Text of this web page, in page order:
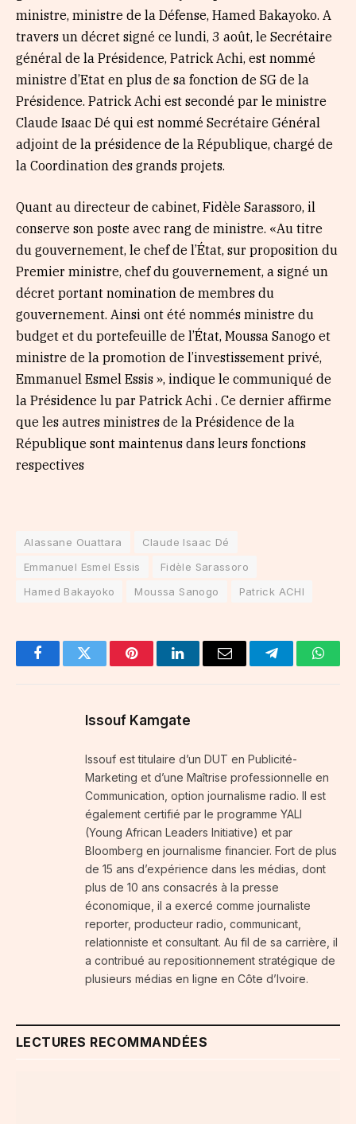
ministre, ministre de la Défense, Hamed Bakayoko. A
travers un décret signé ce lundi, 3 août, le Secrétaire
général de la Présidence, Patrick Achi, est nommé
ministre d’Etat en plus de sa fonction de SG de la
Présidence. Patrick Achi est secondé par le ministre
Claude Isaac Dé qui est nommé Secrétaire Général
adjoint de la présidence de la République, chargé de
la Coordination des grands projets.
Quant au directeur de cabinet, Fidèle Sarassoro, il
conserve son poste avec rang de ministre. «Au titre
du gouvernement, le chef de l’État, sur proposition du
Premier ministre, chef du gouvernement, a signé un
décret portant nomination de membres du
gouvernement. Ainsi ont été nommés ministre du
budget et du portefeuille de l’État, Moussa Sanogo et
ministre de la promotion de l’investissement privé,
Emmanuel Esmel Essis », indique le communiqué de
la Présidence lu par Patrick Achi . Ce dernier affirme
que les autres ministres de la Présidence de la
République sont maintenus dans leurs fonctions
respectives
Alassane Ouattara
Claude Isaac Dé
Emmanuel Esmel Essis
Fidèle Sarassoro
Hamed Bakayoko
Moussa Sanogo Patrick ACHI
FacebookTwitter PinterestLinkedInEmail Telegram
Issouf Kamgate
Issouf est titulaire d’un DUT en Publicité-
Marketing et d’une Maîtrise professionnelle en
Communication, option journalisme radio. Il est
également certifié par le programme YALI
(Young African Leaders Initiative) et par
Bloomberg en journalisme financier. Fort de plus
de 15 ans d’expérience dans les médias, dont
plus de 10 ans consacrés à la presse
économique, il a exercé comme journaliste
reporter, producteur radio, communicant,
relationniste et consultant. Au fil de sa carrière, il
a contribué au repositionnement stratégique de
plusieurs médias en ligne en Côte d’Ivoire.
LECTURES RECOMMANDÉES